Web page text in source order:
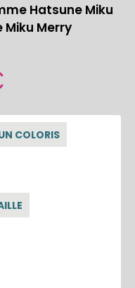
Hatsune Miku
Merry
COLORIS